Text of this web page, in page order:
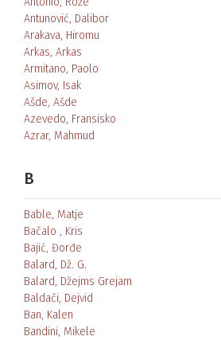
Antunović, Dalibor
Arakava, Hiromu
Arkas, Arkas
Armitano, Paolo
Asimov, Isak
Ašde, Ašde
Azevedo, Fransisko
Azrar, Mahmud
B
Bable, Matje
Bačalo , Kris
Bajić, Đorđe
Balard, Dž. G.
Balard, Džejms Grejam
Baldači, Dejvid
Ban, Kalen
Bandini, Mikele